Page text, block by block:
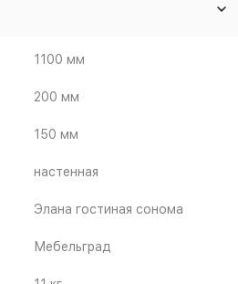
1100 мм
200 мм
150 мм
настенная
Элана гостиная сонома
Мебельград